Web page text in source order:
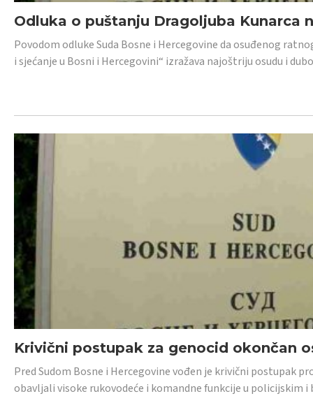
Odluka o puštanju Dragoljuba Kunarca
Povodom odluke Suda Bosne i Hercegovine da osuđenog
i sjećanje u Bosni i Hercegovini“ izražava najoštriju osudu i
Krivični postupak za genocid okončan
Pred Sudom Bosne i Hercegovine vođen je krivični postupak
obavljali visoke rukovodeće i komandne funkcije u policijskim